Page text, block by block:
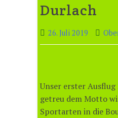
Durlach
26. Juli 2019
Unser erster
getreu dem Motto
Sportarten in die